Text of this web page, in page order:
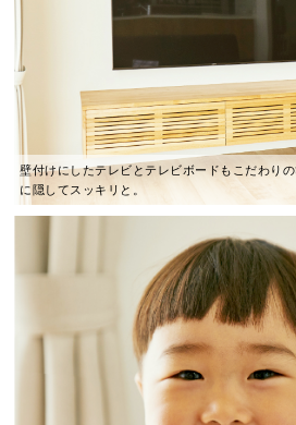
壁付けにしたテレビとテレビボードもこだわり
に隠してスッキリと。